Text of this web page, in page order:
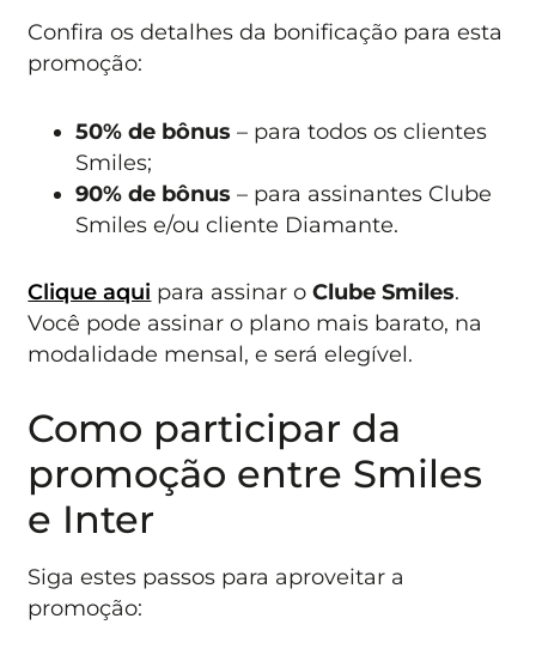
Confira os detalhes da bonificação para esta
promoção:
50% de bônus – para todos os clientes
Smiles;
90% de bônus – para assinantes Clube
Smiles e/ou cliente Diamante.
Clique aqui para assinar oClube Smiles.
Você pode assinar o plano mais barato, na
modalidade mensal, e será elegível.
Como participar da
promoção entre Smiles
e Inter
Siga estes passos para aproveitar a
promoção: